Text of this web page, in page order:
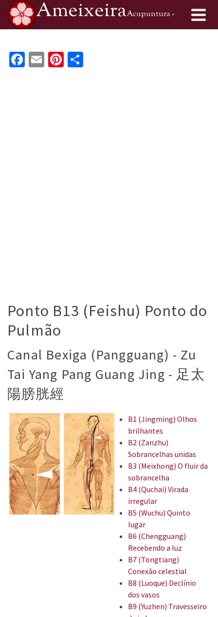
AmeixeiraAcupuntura -
Facebook
EmailPinterest
Ponto B13 (Feishu) Ponto do
Pulmão
Canal Bexiga (Pangguang) - Zu
Tai Yang Pang Guang Jing - 足太
陽膀胱經
B1 (Jingming) Olhos
brilhantes
B2 (Zanzhu)
Sobrancelhas unidas
B3 (Meixhong) O fluir da
sobrancelha
B4 (Quchai) Virada
irregular
B5 (Wuchu) Quinto
lugar
B6 (Chengguang)
Recebendo a luz
B7 (Tongtiang)
Conexão celestial
B8 (Luoque) Declínio
dos vasos
B9 (Yuzhen) Travesseiro